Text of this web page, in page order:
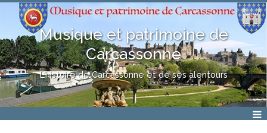
Musique et patrimoine de
Carcassonne
L'histoire de Carcassonne et de ses alentours